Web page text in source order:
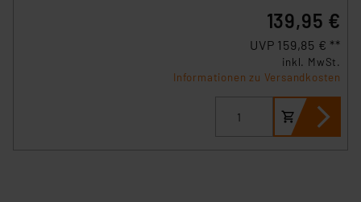
139,95 €
UVP 159,85 € **
inkl. MwSt.
Informationen zu Versandkosten